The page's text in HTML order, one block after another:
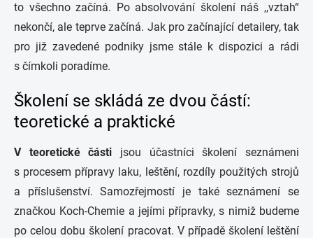
to všechno začíná. Po absolvování školení náš ,,vztah“
nekončí, ale teprve začíná. Jak pro začínající detailery, tak
pro již zavedené podniky jsme stále k dispozici a rádi
s čímkoli poradíme.
Školení se skládá ze dvou částí:
teoretické a praktické
V teoretické části jsou účastníci školení seznámeni
s procesem přípravy laku, leštění, rozdíly použitých strojů
a příslušenství. Samozřejmostí je také seznámení se
značkou Koch-Chemie a jejími přípravky, s nimiž budeme
po celou dobu školení pracovat. V případě školení leštění